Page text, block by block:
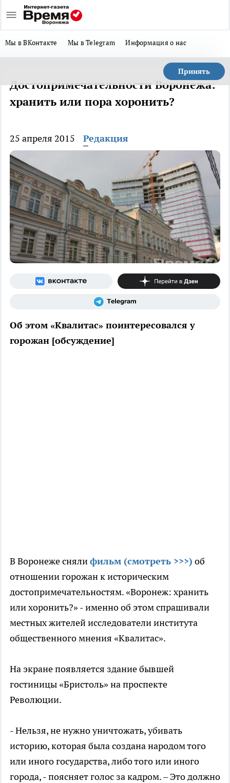
Мы в ВКонтакте Мы в Telegram Информация о нас
Принять
Достопримечательности Воронежа:
хранить или пора хоронить?
25 апреля 2015 Редакция
Об этом «Квалитас» поинтересовался у
горожан [обсуждение]
В Воронеже снялифильм (смотреть >>>) об
отношении горожан к историческим
достопримечательностям. «Воронеж: хранить
или хоронить?» - именно об этом спрашивали
местных жителей исследователи института
общественного мнения «Квалитас».
На экране появляется здание бывшей
гостиницы «Бристоль» на проспекте
Революции.
- Нельзя, не нужно уничтожать, убивать
историю, которая была создана народом того
или иного государства, либо того или иного
города, - поясняет голос за кадром. – Это должно